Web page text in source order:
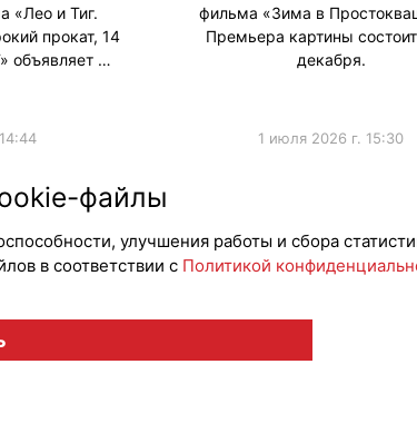
«Лео и Тиг.
прокат, 14
объявляет …
фильма «Зима в
Премьера картины
декабря.
1 июля 2026 г. 15:30
2009-2026 12+
файлы
улучшения работы и сбора
в соответствии с Политикой